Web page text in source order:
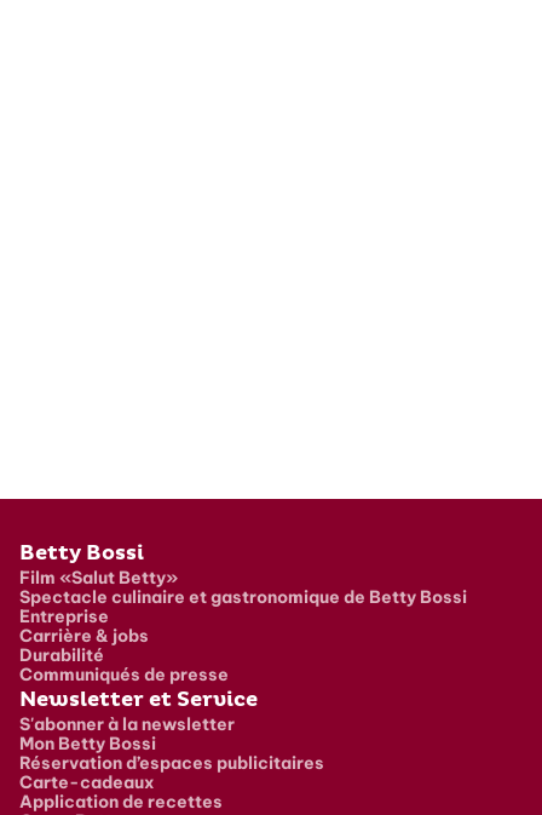
Pied de page
Betty Bossi
Film «Salut Betty»
Spectacle culinaire et gastronomique de Betty Bossi
Entreprise
Carrière & jobs
Durabilité
Communiqués de presse
Newsletter et Service
S'abonner à la newsletter
Mon Betty Bossi
Réservation d’espaces publicitaires
Carte-cadeaux
Application de recettes